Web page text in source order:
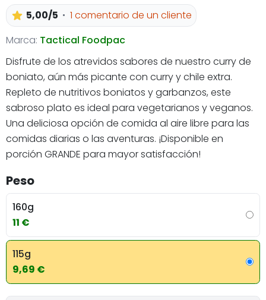
5,00/5
1 comentario de un cliente
Marca: Tactical Foodpac
Disfrute de los atrevidos sabores de nuestro curry de
boniato, aún más picante con curry y chile extra.
Repleto de nutritivos boniatos y garbanzos, este
sabroso plato es ideal para vegetarianos y veganos.
Una deliciosa opción de comida al aire libre para las
comidas diarias o las aventuras. ¡Disponible en
porción GRANDE para mayor satisfacción!
Peso
160g
11 €
115g
9,69 €